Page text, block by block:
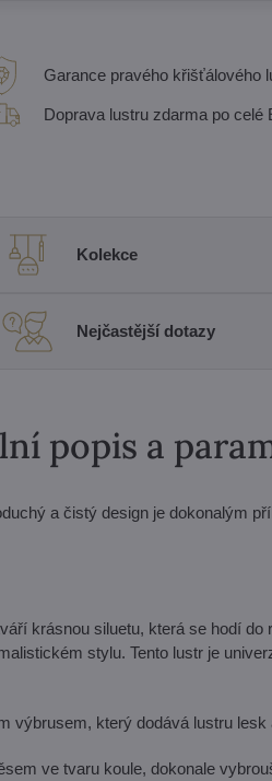
Garance pravého křišťálového
Doprava lustru zdarma po celé
Kolekce
Nejčastější dotazy
popis a
a čistý design je dokonalým
krásnou siluetu, která se hodí do
stylu. Tento lustr je
výbrusem, který dodává lustru lesk
ve tvaru koule, dokonale